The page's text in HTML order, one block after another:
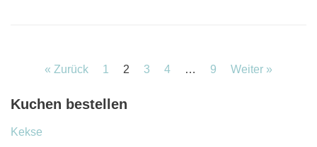
« Zurück 1 2 3 4 … 9 Weiter »
Kuchen bestellen
Kekse